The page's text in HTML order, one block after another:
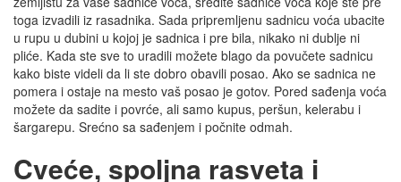
toga izvadili iz rasadnika. Sada pripremljenu sadnicu voća ubacite
u rupu u dubini u kojoj je sadnica i pre bila, nikako ni dublje ni
pliće. Kada ste sve to uradili možete blago da povučete sadnicu
kako biste videli da li ste dobro obavili posao. Ako se sadnica ne
pomera i ostaje na mesto vaš posao je gotov. Pored sađenja voća
možete da sadite i povrće, ali samo kupus, peršun, kelerabu i
šargarepu. Srećno sa sađenjem i počnite odmah.
Cveće, spoljna rasveta i